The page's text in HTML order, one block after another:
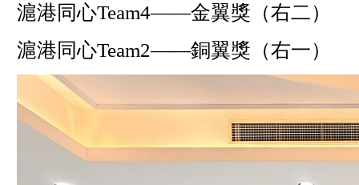
滬港同心Team4——金翼獎（右二）
滬港同心Team2——銅翼獎（右一）